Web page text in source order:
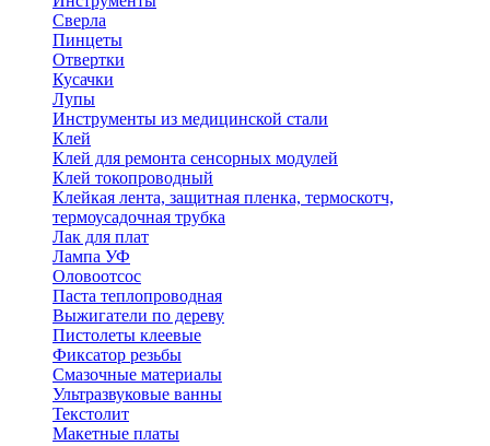
Сверла
Пинцеты
Отвертки
Кусачки
Лупы
Инструменты из медицинской стали
Клей
Клей для ремонта сенсорных модулей
Клей токопроводный
Клейкая лента, защитная пленка, термоскотч,
термоусадочная трубка
Лак для плат
Лампа УФ
Оловоотсос
Паста теплопроводная
Выжигатели по дереву
Пистолеты клеевые
Фиксатор резьбы
Смазочные материалы
Ультразвуковые ванны
Текстолит
Макетные платы